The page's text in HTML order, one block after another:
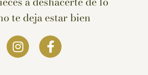
te deja estar bien